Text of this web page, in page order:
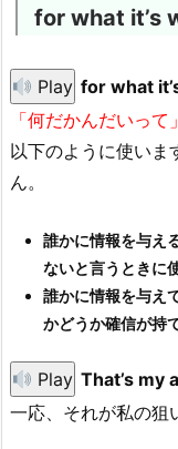
for what it’s
Play for what
「何だかんだいって」
以下のように使いま
ん。
誰かに情報を与え
ないと言うときに
誰かに情報を与え
かどうか確信が持
Play That’s my
一応、それが私の狙